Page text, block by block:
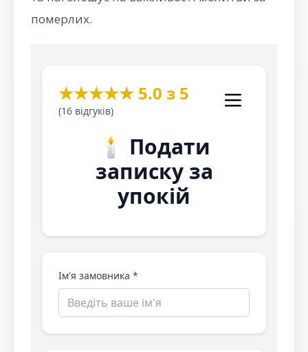
померлих.